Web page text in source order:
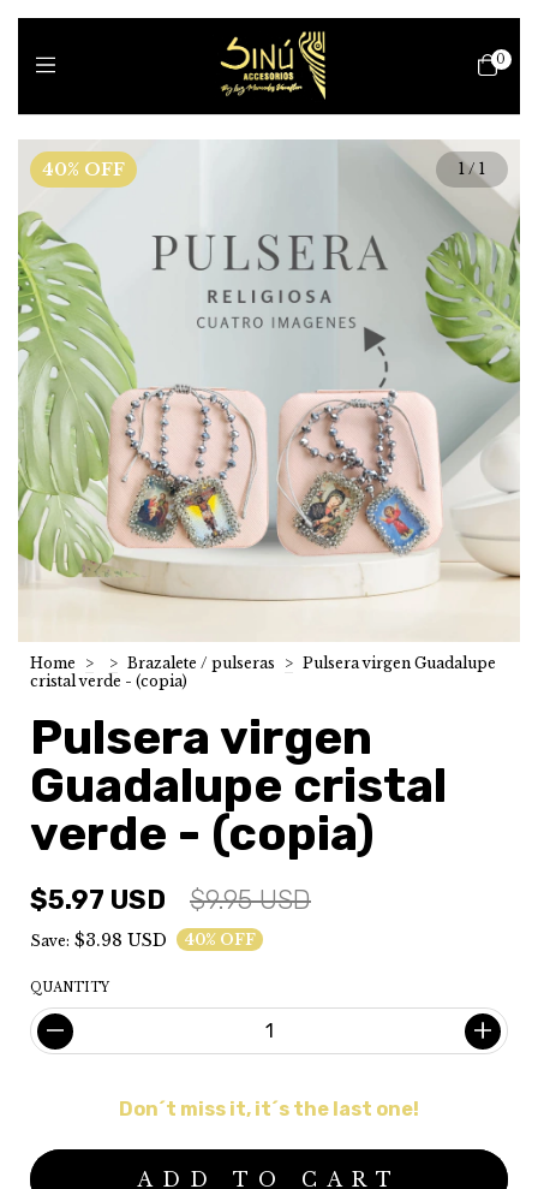
0
40% OFF 1/ 1
Home > > Brazalete / pulseras > Pulsera virgen Guadalupe
cristal verde - (copia)
Pulsera virgen
Guadalupe cristal
verde - (copia)
$5.97 USD $9.95 USD
Save: $3.98 USD 40% OFF
QUANTITY
Don´t miss it, it´s the last one!